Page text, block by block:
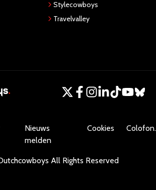
Stylecowboys
Travelvalley
Nieuws
melden
Cookies Colofon.
All Rights Reserved